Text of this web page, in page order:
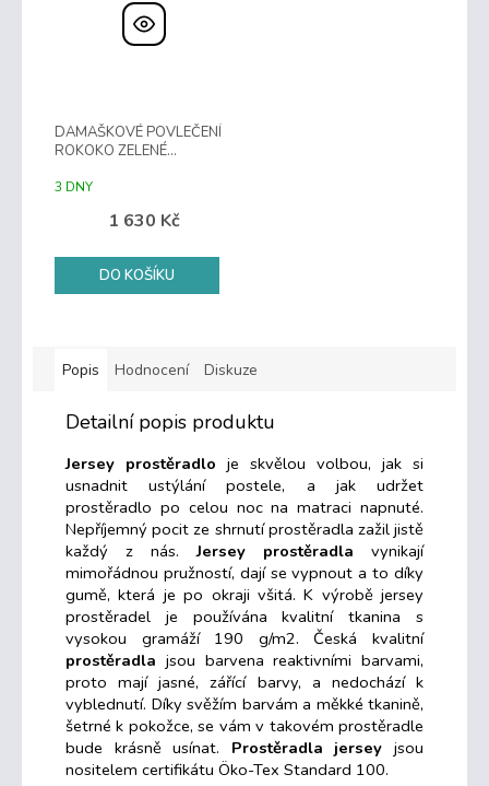
DAMAŠKOVÉ POVLEČENÍ
ROKOKO ZELENÉ
3 DNY
1 630 Kč
DO KOŠÍKU
Popis Hodnocení Diskuze
Detailní popis produktu
Jersey prostěradlo je skvělou volbou, jak si
usnadnit ustýlání postele, a jak udržet
prostěradlo po celou noc na matraci napnuté.
Nepříjemný pocit ze shrnutí prostěradla zažil jistě
každý z nás.Jersey prostěradla vynikají
mimořádnou pružností, dají se vypnout a to díky
gumě, která je po okraji všitá. K výrobě jersey
prostěradel je používána kvalitní tkanina s
vysokou gramáží 190 g/m2. Česká kvalitní
prostěradla jsou barvena reaktivními barvami,
proto mají jasné, zářící barvy, a nedochází k
vyblednutí. Díky svěžím barvám a měkké tkanině,
šetrné k pokožce, se vám v takovém prostěradle
bude krásně usínat. Prostěradla jersey jsou
nositelem certifikátu Öko-Tex Standard 100.